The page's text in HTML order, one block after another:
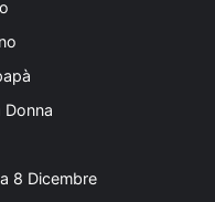
Donna
8 Dicembre